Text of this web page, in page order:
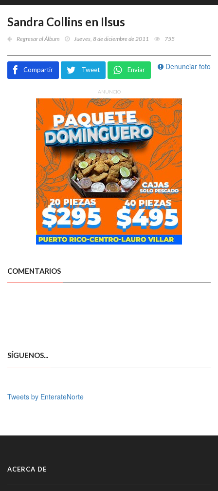
Sandra Collins en Ilsus
Regresar al Álbum Jueves, 8 de diciembre de 2011 755
Denunciar foto
Compartir Tweet Enviar
ANUNCIO
COMENTARIOS
SÍGUENOS...
Tweets by EnterateNorte
ACERCA DE